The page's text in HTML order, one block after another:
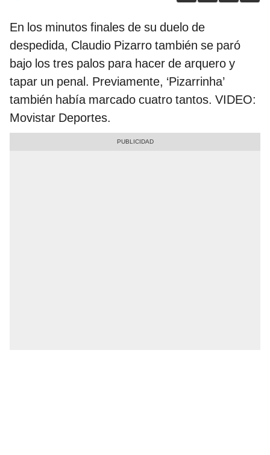
En los minutos finales de su duelo de
despedida, Claudio Pizarro también se paró
bajo los tres palos para hacer de arquero y
tapar un penal. Previamente, ‘Pizarrinha’
también había marcado cuatro tantos. VIDEO:
Movistar Deportes.